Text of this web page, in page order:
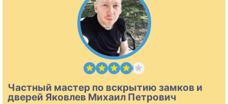
Частный мастер по вскрытию замков и
дверей Яковлев Михаил Петрович